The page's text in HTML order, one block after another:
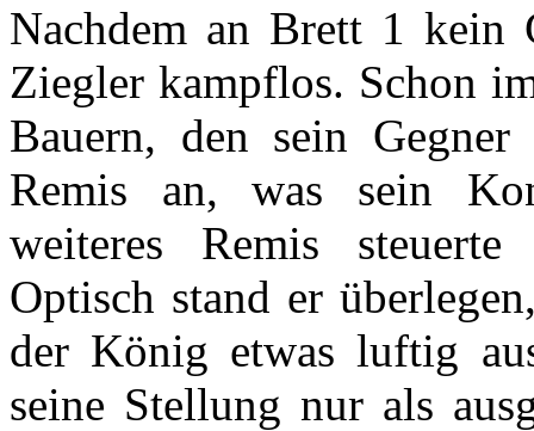
Nachdem an Brett 1 kein
Ziegler kampflos. Schon
Bauern, den sein
Remis an, was sein
weiteres Remis
Optisch stand er
der König etwas luftig
seine Stellung nur als